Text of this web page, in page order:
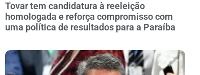
Tovar tem candidatura à reeleição
homologada e reforça compromisso com
uma política de resultados para a Paraíba